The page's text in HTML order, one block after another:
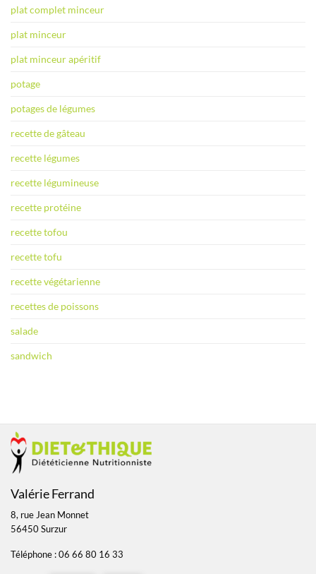
plat complet minceur
plat minceur
plat minceur apéritif
potage
potages de légumes
recette de gâteau
recette légumes
recette légumineuse
recette protéine
recette tofou
recette tofu
recette végétarienne
recettes de poissons
salade
sandwich
Valérie Ferrand
8, rue Jean Monnet
56450 Surzur
Téléphone : 06 66 80 16 33